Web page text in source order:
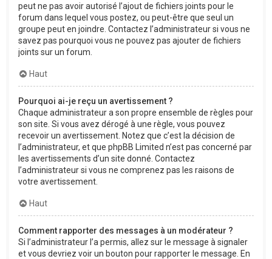
peut ne pas avoir autorisé l’ajout de fichiers joints pour le
forum dans lequel vous postez, ou peut-être que seul un
groupe peut en joindre. Contactez l’administrateur si vous ne
savez pas pourquoi vous ne pouvez pas ajouter de fichiers
joints sur un forum.
Haut
Pourquoi ai-je reçu un avertissement ?
Chaque administrateur a son propre ensemble de règles pour
son site. Si vous avez dérogé à une règle, vous pouvez
recevoir un avertissement. Notez que c’est la décision de
l’administrateur, et que phpBB Limited n’est pas concerné par
les avertissements d’un site donné. Contactez
l’administrateur si vous ne comprenez pas les raisons de
votre avertissement.
Haut
Comment rapporter des messages à un modérateur ?
Si l’administrateur l’a permis, allez sur le message à signaler
et vous devriez voir un bouton pour rapporter le message. En